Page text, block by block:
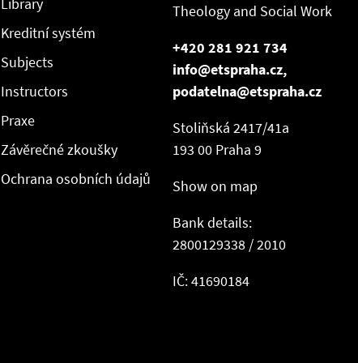
Library
Kreditní systém
Subjects
Instructors
Praxe
Závěrečné zkoušky
Ochrana osobních údajů
Theology and Social Work
+420 281 921 734
info@etspraha.cz,
podatelna@etspraha.cz
Stoliňská 2417/41a
193 00 Praha 9
Show on map
Bank details:
2800129338 / 2010
IČ: 41690184